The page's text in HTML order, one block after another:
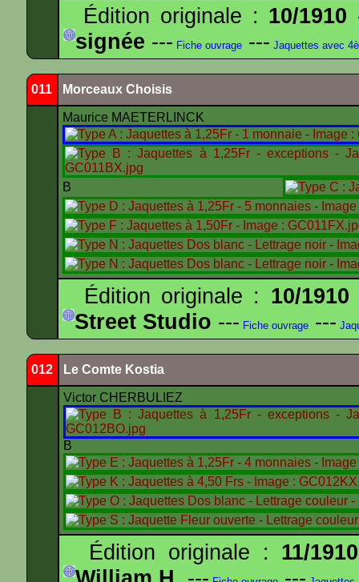
Édition originale : 10/1910
signée --- Fiche ouvrage --- Jaquettes avec
011 Morceaux Choisis
Maurice MAETERLINCK
B
Édition originale : 10/1910
Street Studio --- Fiche ouvrage ---
012 Le Comte Kostia
Victor CHERBULIEZ
B
Édition originale : 11/1910